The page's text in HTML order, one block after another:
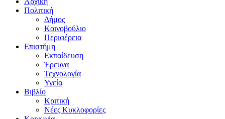
Πολιτική
Δήμος
Κοινοβούλιο
Περιφέρεια
Επιστήμη
Εκπαίδευση
Έρευνα
Τεχνολογία
Υγεία
Βιβλίο
Κριτική
Νέες Κυκλοφορίες